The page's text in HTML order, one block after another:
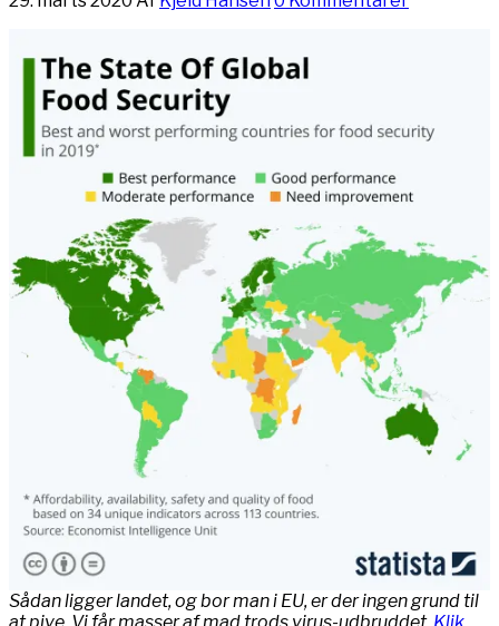
Sådan ligger landet, og bor man i EU, er der ingen grund til